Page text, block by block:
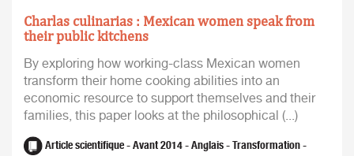
Charlas culinarias : Mexican women speak from
their public kitchens
By exploring how working-class Mexican women
transform their home cooking abilities into an
economic resource to support themselves and their
families, this paper looks at the philosophical (...)
Article scientifique - Avant 2014 - Anglais - Transformation -